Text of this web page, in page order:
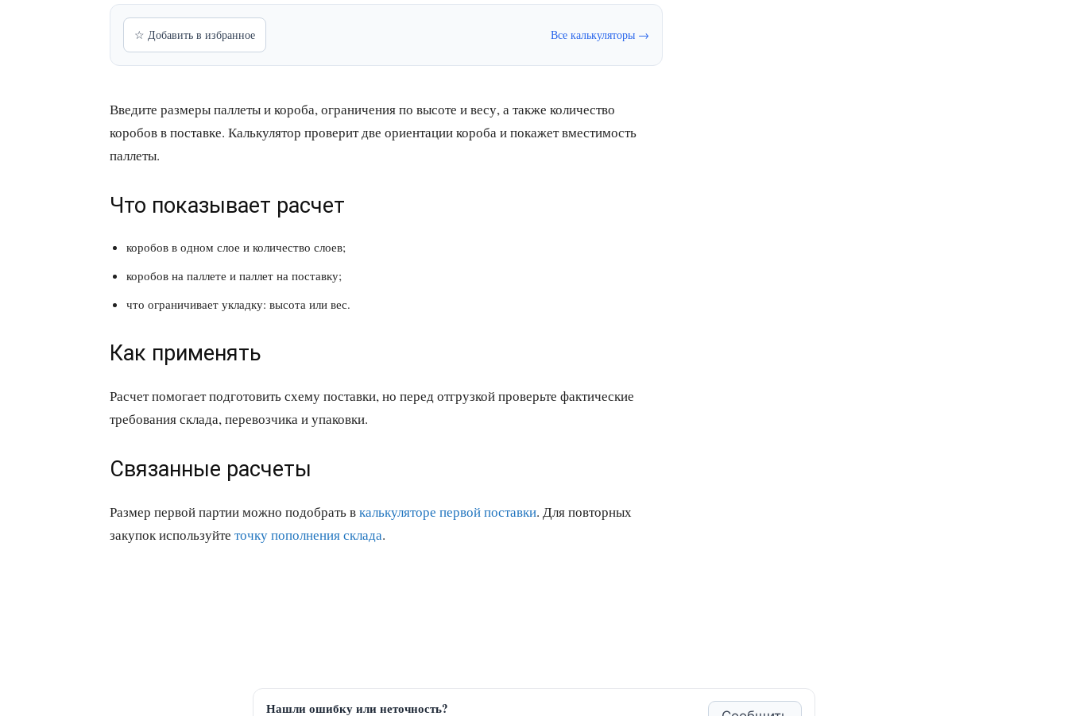
☆ Добавить в избранное Все калькуляторы →
Введите размеры паллеты и короба, ограничения по высоте и весу, а также количество
коробов в поставке. Калькулятор проверит две ориентации короба и покажет вместимость
паллеты.
Что показывает расчет
коробов в одном слое и количество слоев;
коробов на паллете и паллет на поставку;
что ограничивает укладку: высота или вес.
Как применять
Расчет помогает подготовить схему поставки, но перед отгрузкой проверьте фактические
требования склада, перевозчика и упаковки.
Связанные расчеты
Размер первой партии можно подобрать вкалькуляторе первой поставки. Для повторных
закупок используйте точку пополнения склада.
Нашли ошибку или неточность?